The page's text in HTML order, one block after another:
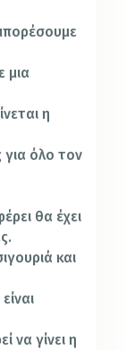
μια
η
για όλο τον
θα έχει
και
να γίνει η